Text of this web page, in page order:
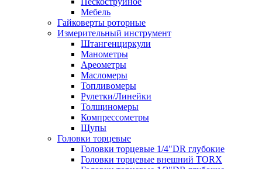
Мебель
Гайковерты роторные
Измерительный инструмент
Штангенциркули
Манометры
Ареометры
Масломеры
Топливомеры
Рулетки/Линейки
Толщиномеры
Компрессометры
Щупы
Головки торцевые
Головки торцевые 1/4"DR глубокие
Головки торцевые внешний TORX